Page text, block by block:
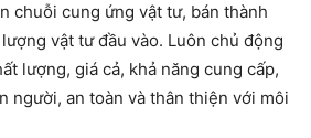
chuỗi cung ứng vật tư, bán thành
vật tư đầu vào. Luôn chủ động
lượng, giá cả, khả năng cung cấp,
người, an toàn và thân thiện với môi